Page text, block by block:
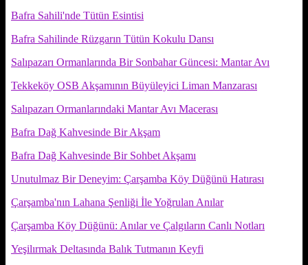
Bafra Sahili'nde Tütün Esintisi
Bafra Sahilinde Rüzgarın Tütün Kokulu Dansı
Salıpazarı Ormanlarında Bir Sonbahar Güncesi: Mantar Avı
Tekkeköy OSB Akşamının Büyüleyici Liman Manzarası
Salıpazarı Ormanlarındaki Mantar Avı Macerası
Bafra Dağ Kahvesinde Bir Akşam
Bafra Dağ Kahvesinde Bir Sohbet Akşamı
Unutulmaz Bir Deneyim: Çarşamba Köy Düğünü Hatırası
Çarşamba'nın Lahana Şenliği İle Yoğrulan Anılar
Çarşamba Köy Düğünü: Anılar ve Çalgıların Canlı Notları
Yeşilırmak Deltasında Balık Tutmanın Keyfi